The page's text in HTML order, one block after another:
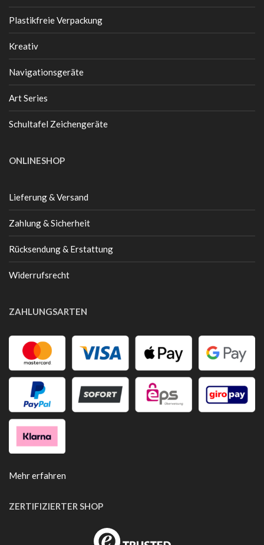
Plastikfreie Verpackung
Kreativ
Navigationsgeräte
Art Series
Schultafel Zeichengeräte
ONLINESHOP
Lieferung & Versand
Zahlung & Sicherheit
Rücksendung & Erstattung
Widerrufsrecht
ZAHLUNGSARTEN
Mehr erfahren
ZERTIFIZIERTER SHOP